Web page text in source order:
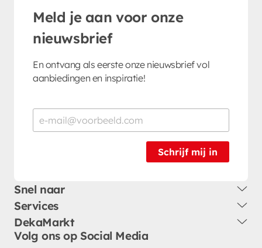
Meld je aan voor onze
nieuwsbrief
En ontvang als eerste onze nieuwsbrief vol
aanbiedingen en inspiratie!
Schrijf mij in
Snel naar
Services
DekaMarkt
Volg ons op Social Media